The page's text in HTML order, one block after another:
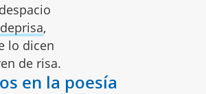
,
lo dicen
de risa.
en la poesía